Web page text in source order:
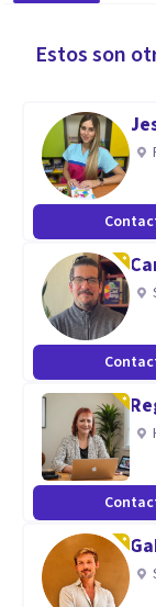
Estos son